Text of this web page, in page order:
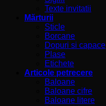
Texte invitatii
Mărturii
Sticle
Borcane
Dopuri si capace
Plase
Etichete
Articole petrecere
Baloane
Baloane cifre
Baloane litere